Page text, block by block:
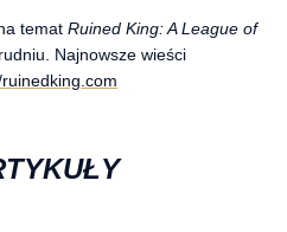
temat Ruined King: A League of
Najnowsze wieści